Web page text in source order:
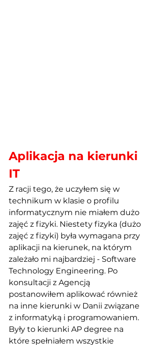
Aplikacja na kierunki
IT
Z racji tego, że uczyłem się w
technikum w klasie o profilu
informatycznym nie miałem dużo
zajęć z fizyki. Niestety fizyka (dużo
zajęć z fizyki) była wymagana przy
aplikacji na kierunek, na którym
zależało mi najbardziej - Software
Technology Engineering. Po
konsultacji z Agencją
postanowiłem aplikować również
na inne kierunki w Danii związane
z informatyką i programowaniem.
Były to kierunki AP degree na
które spełniałem wszystkie